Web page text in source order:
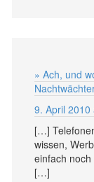
» Ach, und
9. April 2010
[…]
wissen,
einfach
[…]